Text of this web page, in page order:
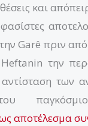
και
Garê πριν
την
των
αποτέλεσμα